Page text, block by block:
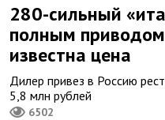
280-сильный
полным
известна цена
Дилер привез в Россию
5,8 млн рублей
6502